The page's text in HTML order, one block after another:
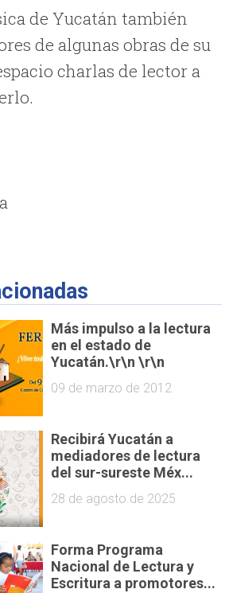
de Yucatán también
de algunas obras de su
charlas de lector a
Más impulso a la lectura
en el estado de
Yucatán.\r\n \r\n
09 de marzo de 2012
Recibirá Yucatán a
mediadores de lectura
del sur-sureste Méx...
28 de agosto de 2025
Forma Programa
Nacional de Lectura y
Escritura a promotores...